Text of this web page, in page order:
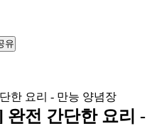
완전 간단한 요리 -